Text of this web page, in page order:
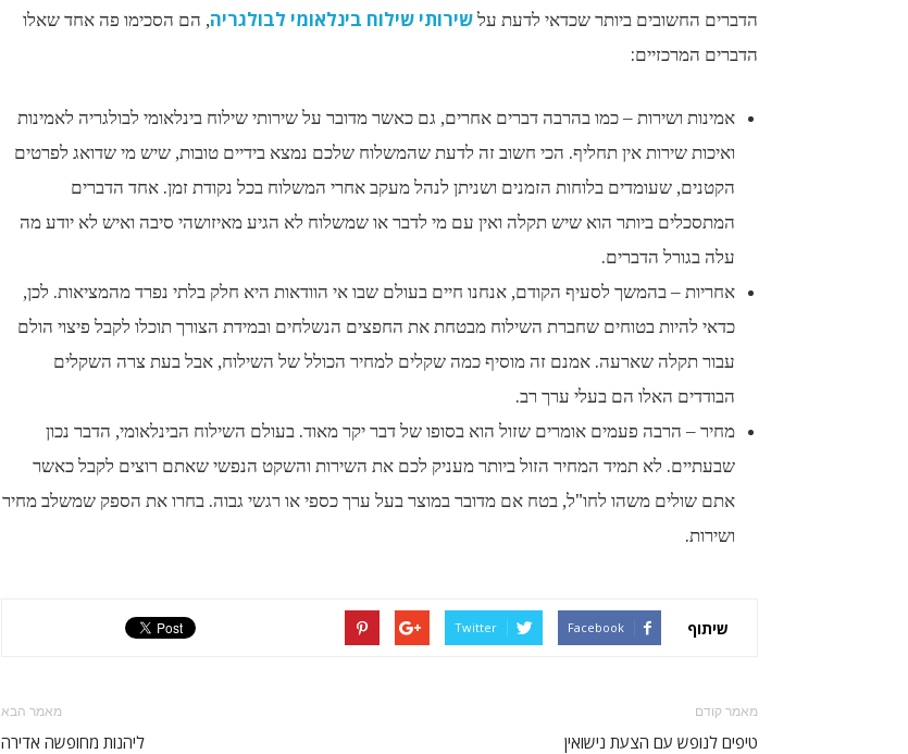
הדברים החשובים ביותר שכדאי לדעת על שירותי שילוח בינלאומי לבולגריה, הם הסכימו פה אחד שאלו
הדברים המרכזיים:
אמינות ושירות – כמו בהרבה דברים אחרים, גם כאשר מדובר על שירותי שילוח בינלאומי לבולגריה לאמינות
ואיכות שירות אין תחליף. הכי חשוב זה לדעת שהמשלוח שלכם נמצא בידיים טובות, שיש מי שדואג לפרטים
הקטנים, שעומדים בלוחות הזמנים ושניתן לנהל מעקב אחרי המשלוח בכל נקודת זמן. אחד הדברים
המתסכלים ביותר הוא שיש תקלה ואין עם מי לדבר או שמשלוח לא הגיע מאיזושהי סיבה ואיש לא יודע מה
עלה בגורל הדברים.
אחריות – בהמשך לסעיף הקודם, אנחנו חיים בעולם שבו אי הוודאות היא חלק בלתי נפרד מהמציאות. לכן,
כדאי להיות בטוחים שחברת השילוח מבטחת את החפצים הנשלחים ובמידת הצורך תוכלו לקבל פיצוי הולם
עבור תקלה שארעה. אמנם זה מוסיף כמה שקלים למחיר הכולל של השילוח, אבל בעת צרה השקלים
הבודדים האלו הם בעלי ערך רב.
מחיר – הרבה פעמים אומרים שזול הוא בסופו של דבר יקר מאוד. בעולם השילוח הבינלאומי, הדבר נכון
שבעתיים. לא תמיד המחיר הזול ביותר מעניק לכם את השירות והשקט הנפשי שאתם רוצים לקבל כאשר
אתם שולים משהו לחו"ל, בטח אם מדובר במוצר בעל ערך כספי או רגשי גבוה. בחרו את הספק שמשלב מחיר
ושירות.
שיתוף Facebook
Twitter
מאמר קודם
טיפים לנופש עם הצעת נישואין
מאמר הבא
ליהנות מחופשה אדירה